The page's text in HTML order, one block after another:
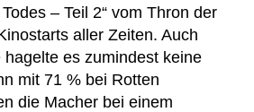
– Teil 2“ vom Thron der
aller Zeiten. Auch
es zumindest keine
mit 71 % bei Rotten
die Macher bei einem